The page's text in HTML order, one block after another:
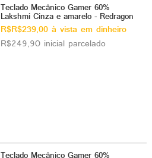
Teclado Mecânico Gamer 60%
Lakshmi Cinza e amarelo - Redragon
R$R$239,00 à vista em dinheiro
R$249,90 inicial parcelado